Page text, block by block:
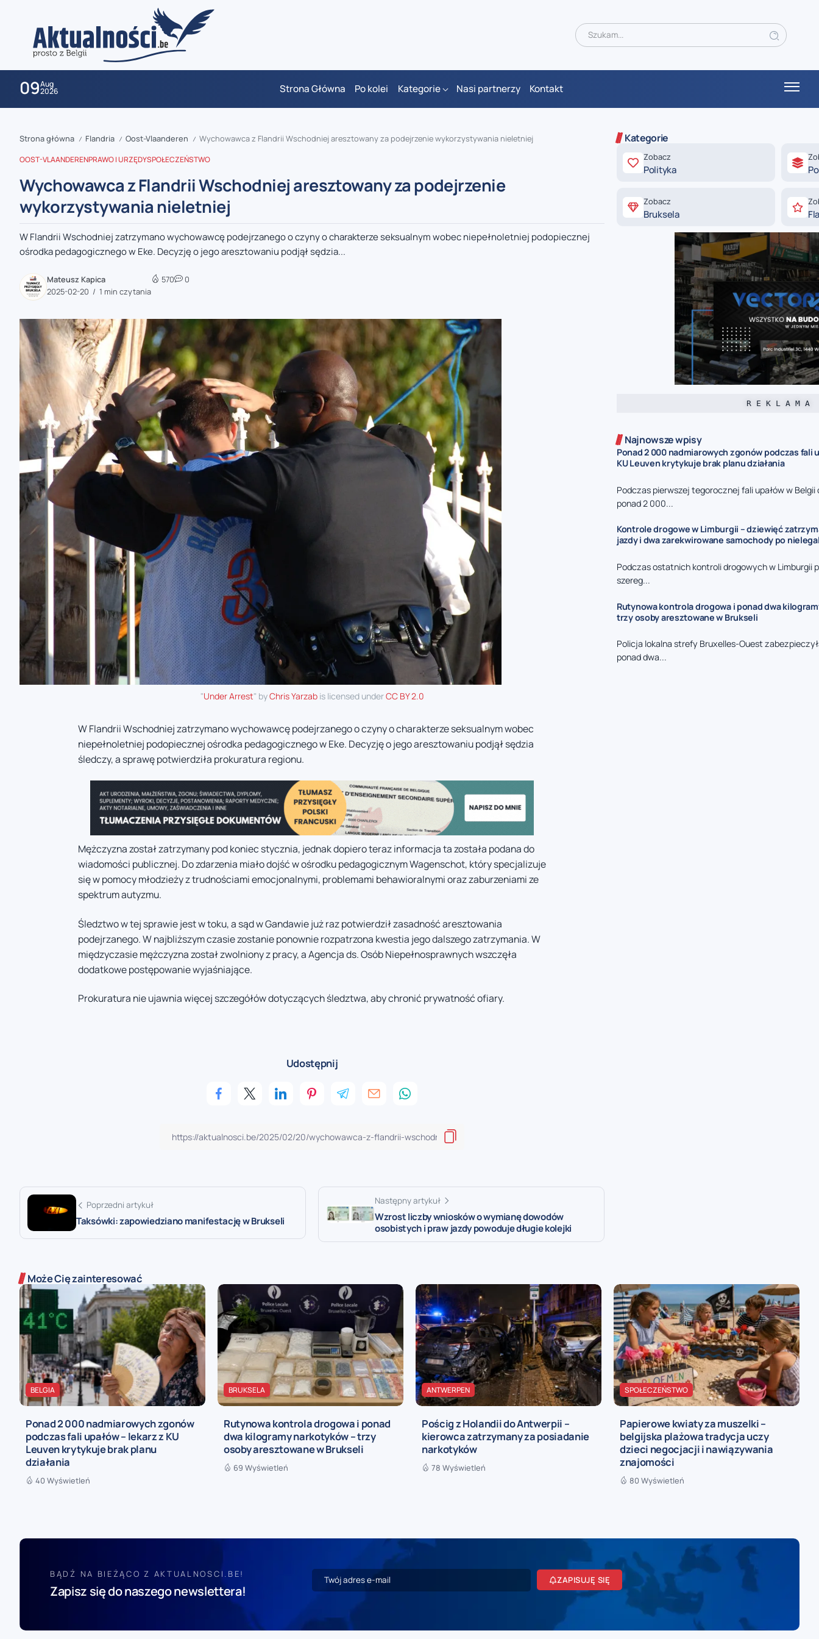
09Aug
2026 Strona Główna Po kolei Kategorie Nasi partnerzy Kontakt
zaobserwuj nas
zaobserwuj nas
zaobserwuj nas
zaobserwuj nas
zaobserwuj nas
Strona główna / Flandria / Oost-Vlaanderen / Wychowawca z Flandrii Wschodniej aresztowany za podejrzenie wykorzystywania nieletniej
OOST-VLAANDERENPRAWO I URZĘDYSPOŁECZEŃSTWO
Wychowawca z Flandrii Wschodniej aresztowany za podejrzenie
wykorzystywania nieletniej
W Flandrii Wschodniej zatrzymano wychowawcę podejrzanego o czyny o charakterze seksualnym wobec niepełnoletniej podopiecznej
ośrodka pedagogicznego w Eke. Decyzję o jego aresztowaniu podjął sędzia...
Mateusz Kapica
2025-02-20
1 min czytania
570 0
"Under Arrest" byChris Yarzabis licensed underCC BY 2.0
W Flandrii Wschodniej zatrzymano wychowawcę podejrzanego o czyny o charakterze seksualnym wobec
niepełnoletniej podopiecznej ośrodka pedagogicznego w Eke. Decyzję o jego aresztowaniu podjął sędzia
śledczy, a sprawę potwierdziła prokuratura regionu.
Mężczyzna został zatrzymany pod koniec stycznia, jednak dopiero teraz informacja ta została podana do
wiadomości publicznej. Do zdarzenia miało dojść w ośrodku pedagogicznym Wagenschot, który specjalizuje
się w pomocy młodzieży z trudnościami emocjonalnymi, problemami behawioralnymi oraz zaburzeniami ze
spektrum autyzmu.
Śledztwo w tej sprawie jest w toku, a sąd w Gandawie już raz potwierdził zasadność aresztowania
podejrzanego. W najbliższym czasie zostanie ponownie rozpatrzona kwestia jego dalszego zatrzymania. W
międzyczasie mężczyzna został zwolniony z pracy, a Agencja ds. Osób Niepełnosprawnych wszczęła
dodatkowe postępowanie wyjaśniające.
Prokuratura nie ujawnia więcej szczegółów dotyczących śledztwa, aby chronić prywatność ofiary.
Udostępnij
Poprzedni artykuł
Taksówki: zapowiedziano manifestację w Brukseli
Następny artykuł
Wzrost liczby wniosków o wymianę dowodów
osobistych i praw jazdy powoduje długie kolejki
Kategorie
Zobacz
Polityka
Zobacz
Bruksela
R E K L A M A
Najnowsze wpisy
Ponad 2 000 nadmiarowych zgonów podczas fali
KU Leuven krytykuje brak planu działania
Podczas pierwszej tegorocznej fali upałów w
ponad 2 000...
Kontrole drogowe w Limburgii – dziewięć
jazdy i dwa zarekwirowane samochody po
Podczas ostatnich kontroli drogowych w Limburgii
szereg...
Rutynowa kontrola drogowa i ponad dwa
trzy osoby aresztowane w Brukseli
Policja lokalna strefy Bruxelles-Ouest
ponad dwa...
Może Cię zainteresować
BELGIA
Ponad 2 000 nadmiarowych zgonów
podczas fali upałów – lekarz z KU
Leuven krytykuje brak planu
działania
40 Wyświetleń
BRUKSELA
Rutynowa kontrola drogowa i ponad
dwa kilogramy narkotyków – trzy
osoby aresztowane w Brukseli
69 Wyświetleń
ANTWERPEN
Pościg z Holandii do Antwerpii –
kierowca zatrzymany za posiadanie
narkotyków
78 Wyświetleń
SPOŁECZEŃSTWO
Papierowe kwiaty za muszelki –
belgijska plażowa tradycja uczy
dzieci negocjacji i nawiązywania
znajomości
80 Wyświetleń
BĄDŹ NA BIEŻĄCO Z AKTUALNOSCI.BE!
Zapisz się do naszego newslettera!
ZAPISUJĘ SIĘ